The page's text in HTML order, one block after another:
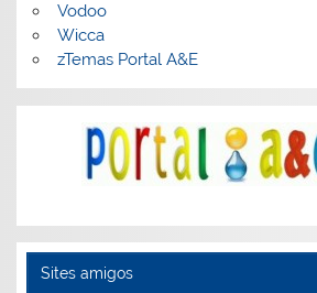
Vodoo
Wicca
zTemas Portal A&E
Sites amigos